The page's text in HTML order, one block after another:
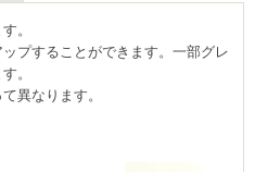
。
プすることができます。一部グレ
。
異なります。